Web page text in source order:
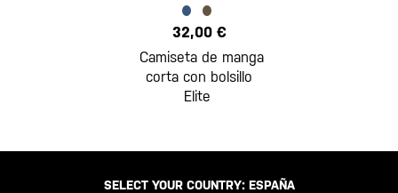
32,00 €
Camiseta de manga
corta con bolsillo
Elite
SELECT YOUR COUNTRY: ESPAÑA